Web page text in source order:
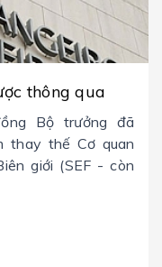
thông qua
Bộ trưởng đã
thay thế Cơ quan
giới (SEF - còn